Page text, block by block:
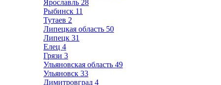
Ярославль 28
Рыбинск 11
Тутаев 2
Липецкая область 50
Липецк 31
Елец 4
Грязи 3
Ульяновская область 49
Ульяновск 33
Димитровград 4